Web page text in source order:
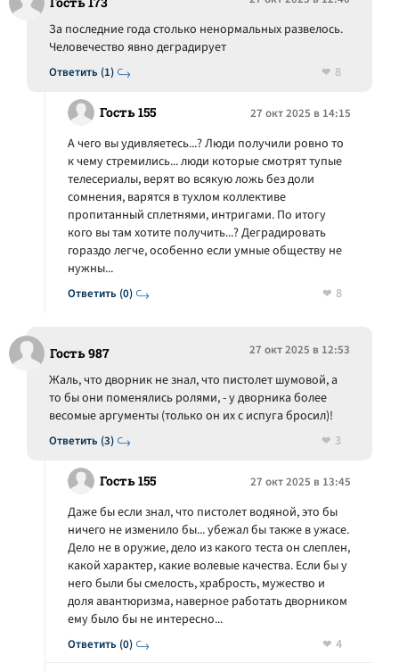
Ответить (1)
За последние года столько ненормальных развелось.
Человечество явно деградирует
8
Гость 155 27 окт 2025 в 14:15
Ответить (0)
А чего вы удивляетесь...? Люди получили ровно то
к чему стремились... люди которые смотрят тупые
телесериалы, верят во всякую ложь без доли
сомнения, варятся в тухлом коллективе
пропитанный сплетнями, интригами. По итогу
кого вы там хотите получить...? Деградировать
гораздо легче, особенно если умные обществу не
нужны...
8
Гость 987 27 окт 2025 в 12:53
Ответить (3)
Жаль, что дворник не знал, что пистолет шумовой, а
то бы они поменялись ролями, - у дворника более
весомые аргументы (только он их с испуга бросил)!
3
Гость 155 27 окт 2025 в 13:45
Ответить (0)
Даже бы если знал, что пистолет водяной, это бы
ничего не изменило бы... убежал бы также в ужасе.
Дело не в оружие, дело из какого теста он слеплен,
какой характер, какие волевые качества. Если бы у
него были бы смелость, храбрость, мужество и
доля авантюризма, наверное работать дворником
ему было бы не интересно...
4